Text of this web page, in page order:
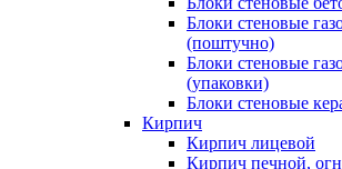
Блоки стеновые
(поштучно)
Блоки стеновые
(упаковки)
Блоки стеновые
Кирпич
Кирпич лицевой
Кирпич печной,